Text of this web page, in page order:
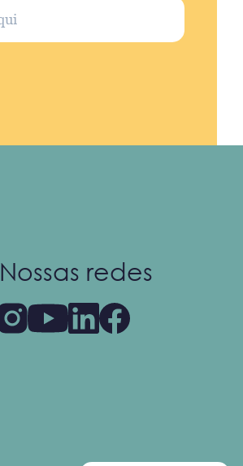
Nossas redes